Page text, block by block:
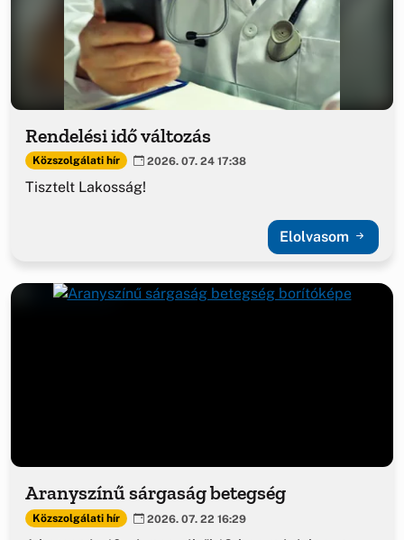
Rendelési idő változás
Közszolgálati hír 2026. 07. 24 17:38
Tisztelt Lakosság!
Elolvasom
Aranyszínű sárgaság betegség
Közszolgálati hír 2026. 07. 22 16:29